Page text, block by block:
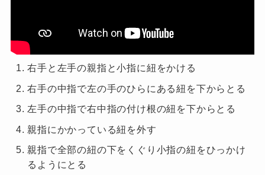
右手と左手の親指と小指に紐をかける
右手の中指で左の手のひらにある紐を下からとる
左手の中指で右中指の付け根の紐を下からとる
親指にかかっている紐を外す
親指で全部の紐の下をくぐり小指の紐をひっかけ
るようにとる